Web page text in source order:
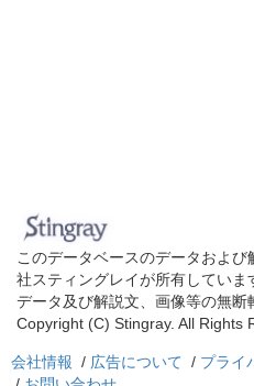
このデータベースのデータおよ
社スティングレイが所有していま
データ及び解説文、画像等の無断
Copyright (C) Stingray. All Rights
会社情報 / 広告について / プライ